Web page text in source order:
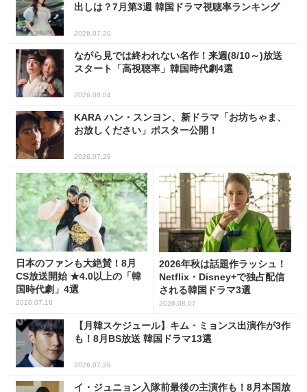
出しは？7月第3週 韓国ドラマ視聴率ランキング
2026.07.20
ながら見では終われない名作！来週(8/10～)放送
スタート「高視聴率」韓国時代劇4選
2026.08.04
KARA ハン・スンヨン、新ドラマ「お坊ちゃま、
お放しください」ポスター公開！
2026.07.29
日本のファンも大絶賛！8月
CS放送開始 ★4.0以上の「韓
国時代劇」4選
2026.07.16
2026年秋は話題作ラッシュ！
Netflix・Disney+で独占配信
される韓国ドラマ3選
2026.08.07
【月韓スケジュール】キム・ミョンス出演作が3作
も！8月BS放送 韓国ドラマ13選
2026.07.28
イ・ジュニョン入隊前最後の主演作も！8月本国放